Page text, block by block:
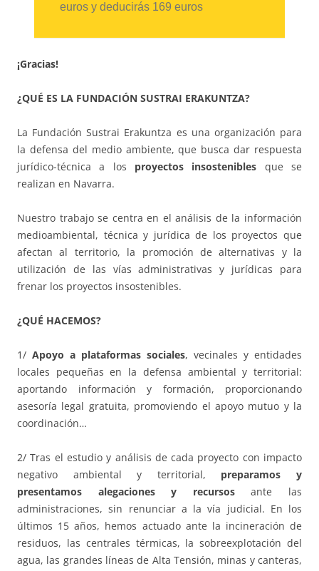
euros y deducirás 169 euros
¡Gracias!
¿QUÉ ES LA FUNDACIÓN SUSTRAI ERAKUNTZA?
La Fundación Sustrai Erakuntza es una organización para
la defensa del medio ambiente, que busca dar respuesta
jurídico-técnica a los proyectos insostenibles que se
realizan en Navarra.
Nuestro trabajo se centra en el análisis de la información
medioambiental, técnica y jurídica de los proyectos que
afectan al territorio, la promoción de alternativas y la
utilización de las vías administrativas y jurídicas para
frenar los proyectos insostenibles.
¿QUÉ HACEMOS?
1/ Apoyo a plataformas sociales, vecinales y entidades
locales pequeñas en la defensa ambiental y territorial:
aportando información y formación, proporcionando
asesoría legal gratuita, promoviendo el apoyo mutuo y la
coordinación…
2/ Tras el estudio y análisis de cada proyecto con impacto
negativo ambiental y territorial, preparamos y
presentamos alegaciones y recursosante las
administraciones, sin renunciar a la vía judicial. En los
últimos 15 años, hemos actuado ante la incineración de
residuos, las centrales térmicas, la sobreexplotación del
agua, las grandes líneas de Alta Tensión, minas y canteras,